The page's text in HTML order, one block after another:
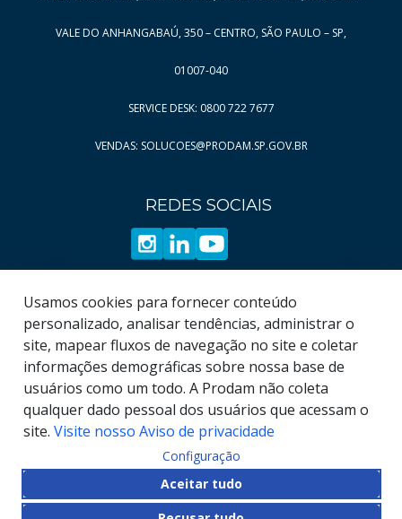
VALE DO ANHANGABAÚ, 350 – CENTRO, SÃO PAULO – SP,
01007-040
SERVICE DESK: 0800 722 7677
VENDAS: SOLUCOES@PRODAM.SP.GOV.BR
REDES SOCIAIS
2026, Empresa de Tecnologia da
Informação e Comunicação do Município de São
Usamos cookies para fornecer conteúdo
personalizado, analisar tendências, administrar o
site, mapear fluxos de navegação no site e coletar
informações demográficas sobre nossa base de
usuários como um todo. A Prodam não coleta
qualquer dado pessoal dos usuários que acessam o
site. Visite nosso Aviso de privacidade
Configuração
Aceitar tudo